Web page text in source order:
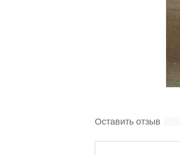
Оставить отзыв